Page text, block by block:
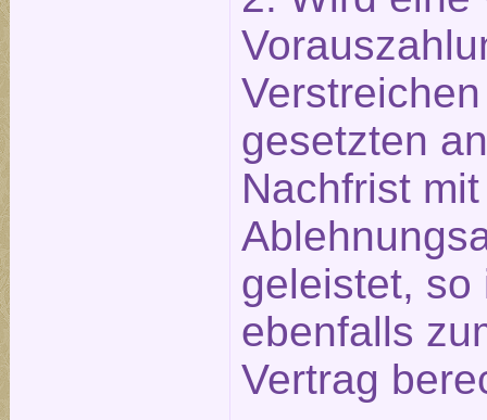
gesetzten
Nachfrist mit
geleistet, so
ebenfalls
Vertrag